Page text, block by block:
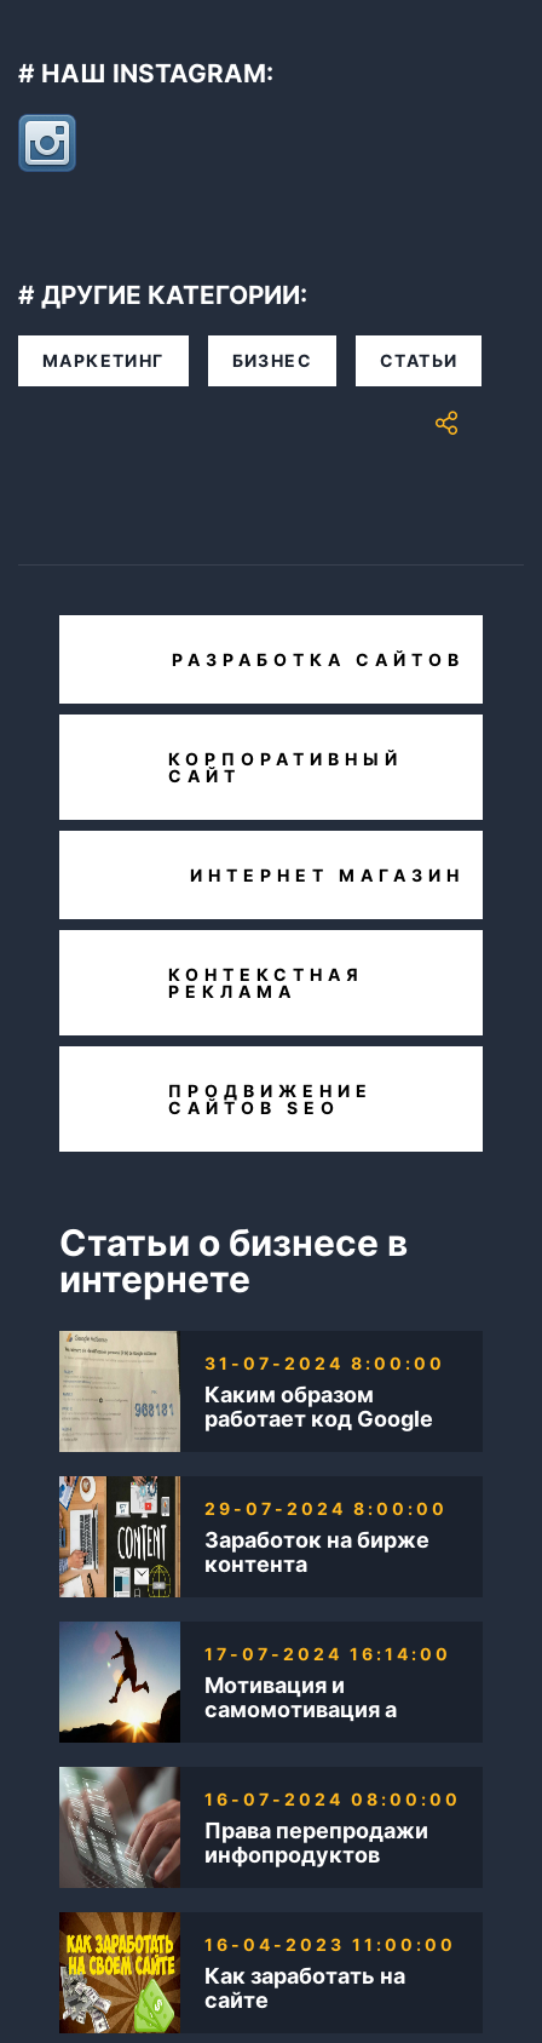
# НАШ INSTAGRAM:
# ДРУГИЕ КАТЕГОРИИ:
МАРКЕТИНГ БИЗНЕС СТАТЬИ
РАЗРАБОТКА САЙТОВ
КОРПОРАТИВНЫЙ
САЙТ
ИНТЕРНЕТ МАГАЗИН
КОНТЕКСТНАЯ
РЕКЛАМА
ПРОДВИЖЕНИЕ
САЙТОВ SEO
Статьи о бизнесе в
интернете
Каким образом
работает код Google
31-07-2024 8:00:00
Заработок на бирже
контента
29-07-2024 8:00:00
Мотивация и
самомотивация а
17-07-2024 16:14:00
Права перепродажи
инфопродуктов
16-07-2024 08:00:00
Как заработать на
сайте
16-04-2023 11:00:00